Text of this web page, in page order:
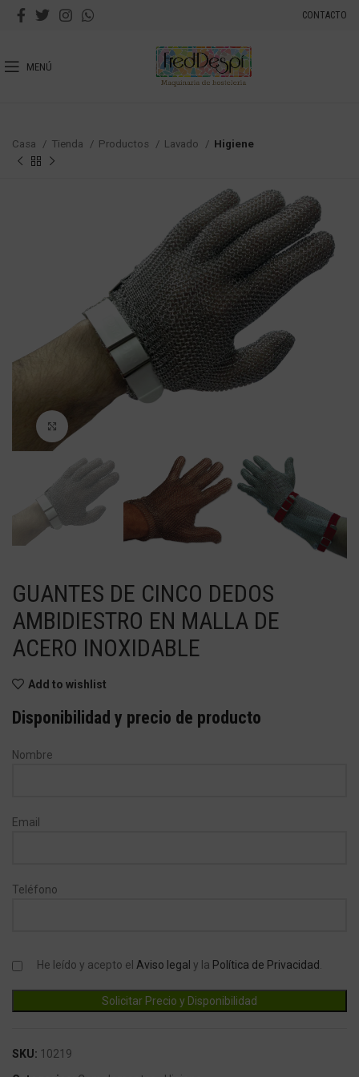
CONTACTO
MENÚ
Casa Tienda Productos Lavado Higiene
Haga Click para agrandar
GUANTES DE CINCO DEDOS
AMBIDIESTRO EN MALLA DE
ACERO INOXIDABLE
Add to wishlist
Disponibilidad y precio de producto
Nombre
Email
Teléfono
He leído y acepto el Aviso legal y la Política de Privacidad.
SKU: 10219